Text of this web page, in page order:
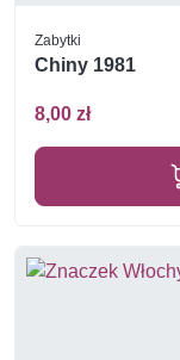
Zabytki
Chiny 1981
8,00 zł